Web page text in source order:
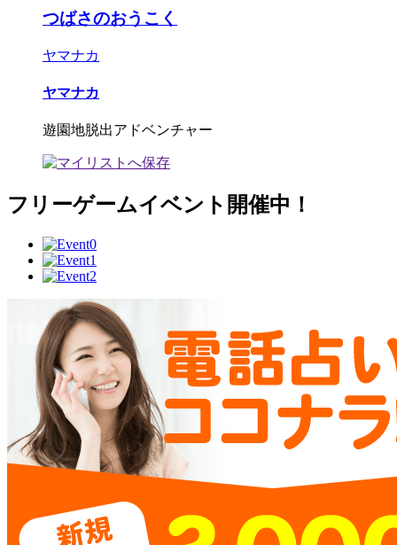
つばさのおうこく
ヤマナカ
ヤマナカ
遊園地脱出アドベンチャー
フリーゲームイベント開催中！